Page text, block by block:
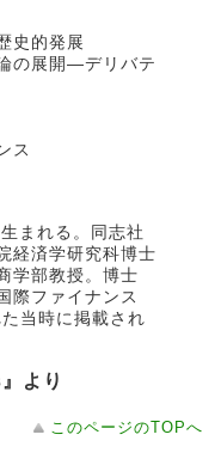
史的発展
の展開―デリバテ
ス
まれる。同志社
経済学研究科博士
学部教授。博士
際ファイナンス
当時に掲載され
より
このページのTOPへ